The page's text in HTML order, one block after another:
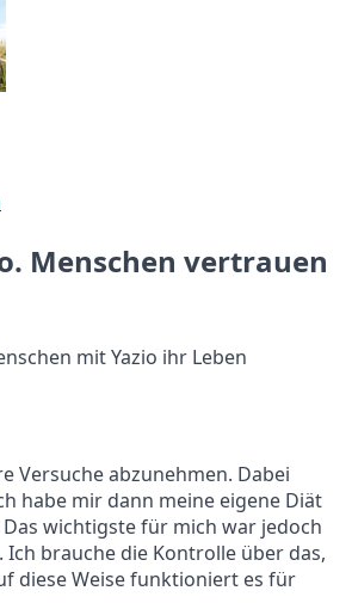
Menschen vertrauen
mit Yazio ihr Leben
Versuche abzunehmen. Dabei
habe mir dann meine eigene Diät
wichtigste für mich war jedoch
Ich brauche die Kontrolle über das,
diese Weise funktioniert es für